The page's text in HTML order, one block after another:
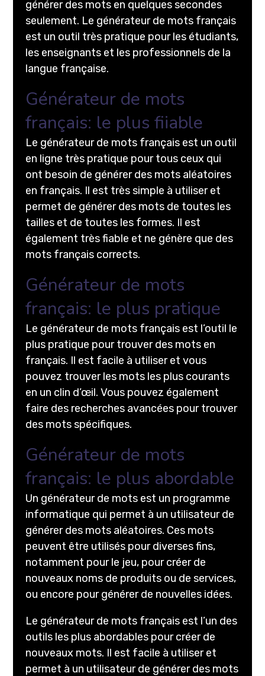
générer des mots en quelques secondes
seulement. Le générateur de mots français
est un outil très pratique pour les étudiants,
les enseignants et les professionnels de la
langue française.
Générateur de mots
français: le plus fiiable
Le générateur de mots français est un outil
en ligne très pratique pour tous ceux qui
ont besoin de générer des mots aléatoires
en français. Il est très simple à utiliser et
permet de générer des mots de toutes les
tailles et de toutes les formes. Il est
également très fiable et ne génère que des
mots français corrects.
Générateur de mots
français: le plus pratique
Le générateur de mots français est l’outil le
plus pratique pour trouver des mots en
français. Il est facile à utiliser et vous
pouvez trouver les mots les plus courants
en un clin d’œil. Vous pouvez également
faire des recherches avancées pour trouver
des mots spécifiques.
Générateur de mots
français: le plus abordable
Un générateur de mots est un programme
informatique qui permet à un utilisateur de
générer des mots aléatoires. Ces mots
peuvent être utilisés pour diverses fins,
notamment pour le jeu, pour créer de
nouveaux noms de produits ou de services,
ou encore pour générer de nouvelles idées.
Le générateur de mots français est l’un des
outils les plus abordables pour créer de
nouveaux mots. Il est facile à utiliser et
permet à un utilisateur de générer des mots